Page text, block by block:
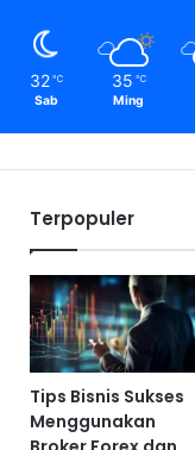
32 ℃
Sab
35 ℃
Ming
Terpopuler
Tips Bisnis Sukses
Menggunakan